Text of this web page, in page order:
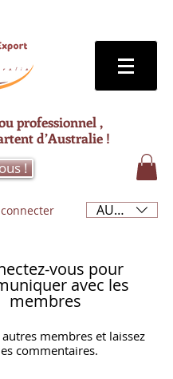
professionnel ,
d’Australie !
!
AUD (AU$)
vous pour
avec les
membres
autres membres et laissez
commentaires.